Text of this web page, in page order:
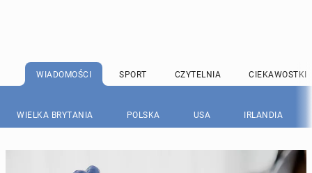
WIADOMOŚCI SPORT CZYTELNIA CIEKAWOSTKI
WIELKA BRYTANIA POLSKA USA IRLANDIA